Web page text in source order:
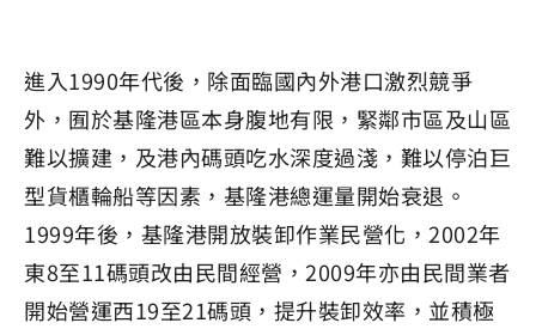
進入1990年代後，除面臨國內外港口激烈競爭
外，囿於基隆港區本身腹地有限，緊鄰市區及山區
難以擴建，及港內碼頭吃水深度過淺，難以停泊巨
型貨櫃輪船等因素，基隆港總運量開始衰退。
1999年後，基隆港開放裝卸作業民營化，2002年
東8至11碼頭改由民間經營，2009年亦由民間業者
開始營運西19至21碼頭，提升裝卸效率，並積極